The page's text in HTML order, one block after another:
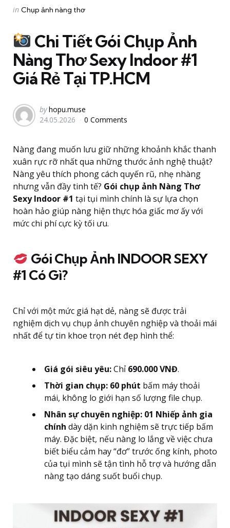
Categories
Posted
in Chụp ảnh nàng thơ
Chi Tiết Gói Chụp Ảnh
Nàng Thơ Sexy Indoor #1
Giá Rẻ Tại TP.HCM
Posted
by
by hopu.muse
24.05.2026
0 Comments
Nàng đang muốn lưu giữ những khoảnh khắc thanh
xuân rực rỡ nhất qua những thước ảnh nghệ thuật?
Nàng yêu thích phong cách quyến rũ, nhẹ nhàng
nhưng vẫn đầy tinh tế? Gói chụp ảnh Nàng Thơ
Sexy Indoor #1 tại tụi mình chính là sự lựa chọn
hoàn hảo giúp nàng hiện thực hóa giấc mơ ấy với
mức chi phí cực kỳ tối ưu.
Gói Chụp Ảnh INDOOR SEXY
#1 Có Gì?
Chỉ với một mức giá hạt dẻ, nàng sẽ được trải
nghiệm dịch vụ chụp ảnh chuyên nghiệp và thoải mái
nhất để tự tin khoe trọn nét đẹp hình thể:
Giá gói siêu yêu:Chỉ 690.000 VNĐ.
Thời gian chụp: 60 phút bấm máy thoải
mái, không lo giới hạn số lượng file chụp.
Nhân sự chuyên nghiệp: 01 Nhiếp ảnh gia
chính dày dặn kinh nghiệm sẽ trực tiếp bấm
máy. Đặc biệt, nếu nàng lo lắng về việc chưa
biết biểu cảm hay “đơ” trước ống kính, photo
của tụi mình sẽ tận tình hỗ trợ và hướng dẫn
nàng tạo dáng suốt buổi chụp.